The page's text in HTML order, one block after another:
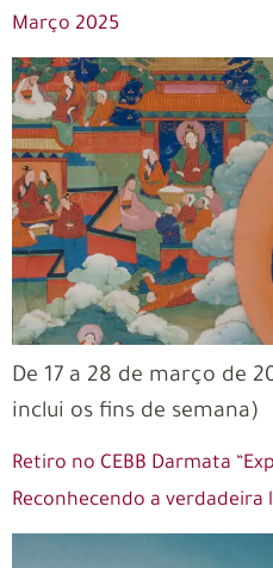
Março 2025
De 17 a 28 de março de
inclui os fins de semana)
Retiro no CEBB Darmata
Reconhecendo a verdadeira